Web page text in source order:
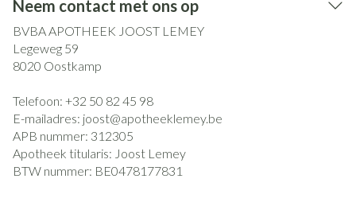
Neem contact met ons op
BVBA APOTHEEK JOOST LEMEY
Legeweg 59
8020 Oostkamp
Telefoon: +32 50 82 45 98
E-mailadres: joost@apotheeklemey.be
APB nummer: 312305
Apotheek titularis: Joost Lemey
BTW nummer: BE0478177831